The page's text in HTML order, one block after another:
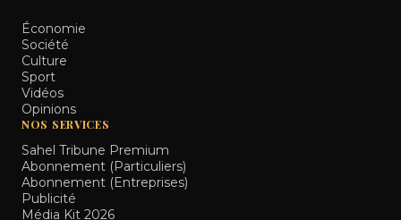
Économie
Société
Culture
Sport
Vidéos
Opinions
NOS SERVICES
Sahel Tribune Premium
Abonnement (Particuliers)
Abonnement (Entreprises)
Publicité
Média Kit 2026